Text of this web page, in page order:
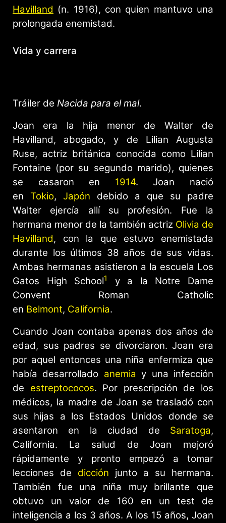
Havilland (n. 1916), con quien mantuvo una
prolongada enemistad.
Vida y carrera
Tráiler de Nacida para el mal.
Joan era la hija menor de Walter de
Havilland, abogado, y de Lilian Augusta
Ruse, actriz británica conocida como Lilian
Fontaine (por su segundo marido), quienes
se casaron en 1914. Joan nació
en Tokio, Japón debido a que su padre
Walter ejercía allí su profesión. Fue la
hermana menor de la también actriz Olivia de
Havilland, con la que estuvo enemistada
durante los últimos 38 años de sus vidas.
Ambas hermanas asistieron a la escuela Los
Gatos High School1
​ y a la Notre Dame
Convent Roman Catholic
en Belmont, California.
Cuando Joan contaba apenas dos años de
edad, sus padres se divorciaron. Joan era
por aquel entonces una niña enfermiza que
había desarrollado anemia y una infección
de estreptococos. Por prescripción de los
médicos, la madre de Joan se trasladó con
sus hijas a los Estados Unidos donde se
asentaron en la ciudad de Saratoga,
California. La salud de Joan mejoró
rápidamente y pronto empezó a tomar
lecciones de dicción junto a su hermana.
También fue una niña muy brillante que
obtuvo un valor de 160 en un test de
inteligencia a los 3 años. A los 15 años, Joan